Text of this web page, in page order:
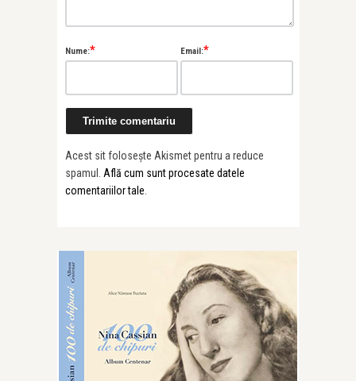
Nume:* Email:*
Acest sit folosește Akismet pentru a reduce
spamul. Află cum sunt procesate datele
comentariilor tale